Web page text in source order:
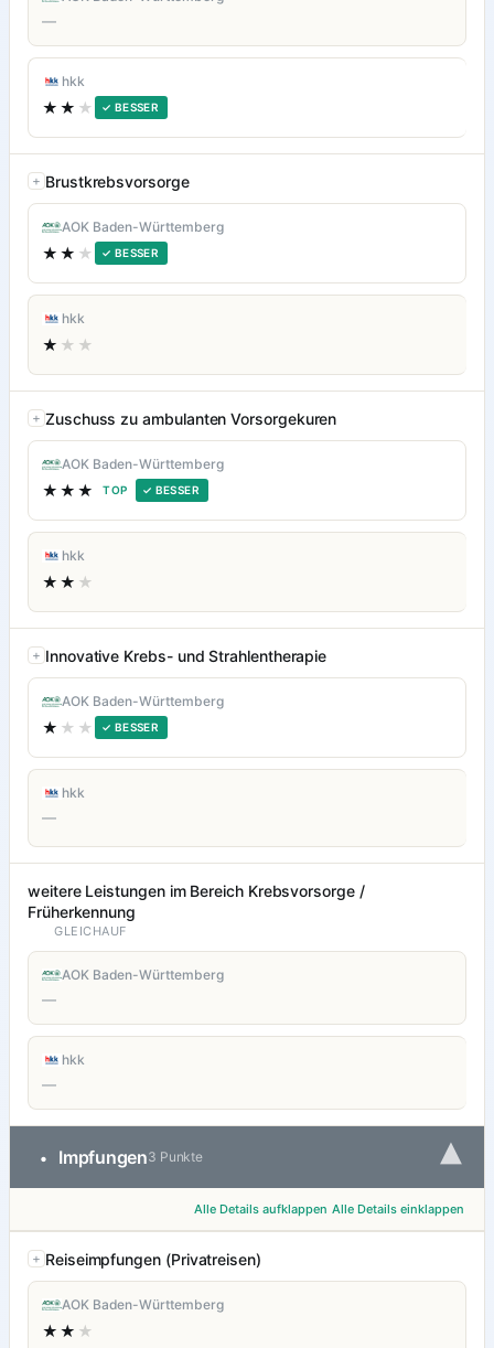
—
hkk
★★ ★ ✓ BESSER
Brustkrebsvorsorge
AOK Baden-Württemberg
★★ ★ ✓ BESSER
hkk
★ ★★
Zuschuss zu ambulanten Vorsorgekuren
AOK Baden-Württemberg
★★★ TOP ✓ BESSER
hkk
★★ ★
Innovative Krebs- und Strahlentherapie
AOK Baden-Württemberg
★ ★★ ✓ BESSER
hkk
—
weitere Leistungen im Bereich Krebsvorsorge /
Früherkennung
GLEICHAUF
AOK Baden-Württemberg
—
hkk
—
• Impfungen3 Punkte ▾
Alle Details aufklappen Alle Details einklappen
Reiseimpfungen (Privatreisen)
AOK Baden-Württemberg
★★ ★